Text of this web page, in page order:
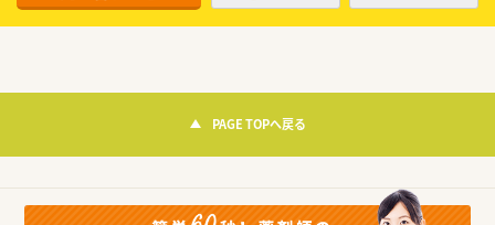
PAGE TOPへ戻る